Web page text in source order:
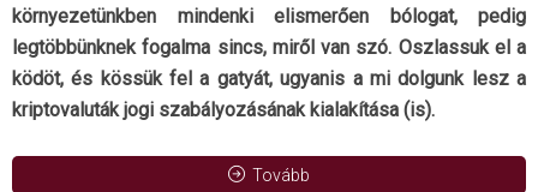
környezetünkben mindenki elismerően bólogat, pedig
legtöbbünknek fogalma sincs, miről van szó. Oszlassuk el a
ködöt, és kössük fel a gatyát, ugyanis a mi dolgunk lesz a
kriptovaluták jogi szabályozásának kialakítása (is).
Tovább